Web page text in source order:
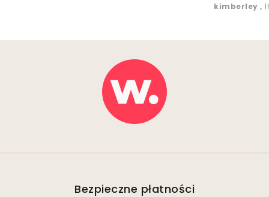
kimberley,
Bezpieczne płatności